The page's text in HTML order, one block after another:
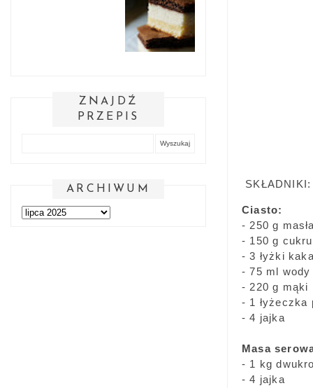
SKŁADNIKI:
Ciasto:
- 250 g
- 150 g cukru
- 3 łyżki
- 75 ml wody
- 220 g mąki
- 1 łyżeczka
- 4 jajka
Masa
- 1 kg
- 4 jajka
ZNAJDŹ
PRZEPIS
ARCHIWUM